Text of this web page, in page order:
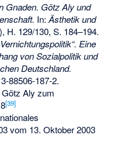
Gnaden. Götz Aly und
In:Ästhetik und
H. 129/130, S. 184–194.
Eine
von Sozialpolitik und
Deutschland.
88506-187-2.
Aly zum
[39]
vom 13. Oktober 2003